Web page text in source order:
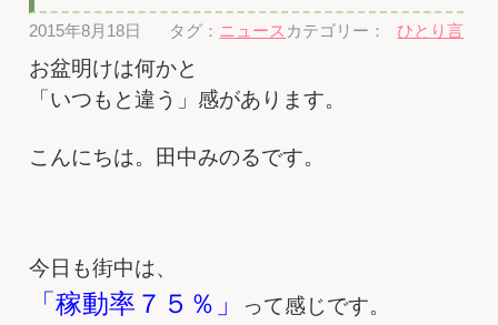
2015年8月18日 カテゴリー： ひとり言
タグ： ニュース
お盆明けは何かと
「いつもと違う」感があります。
こんにちは。田中みのるです。
今日も街中は、
「稼動率７５％」
って感じです。